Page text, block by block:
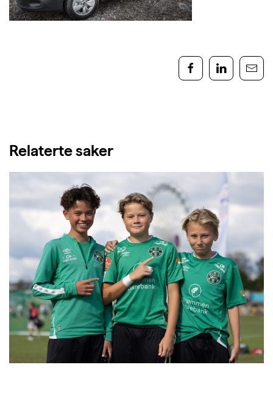
Relaterte saker